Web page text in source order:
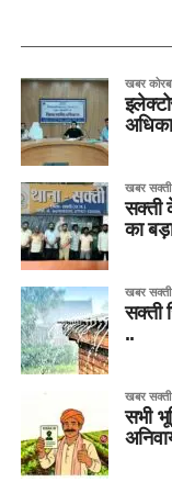
खबर कोरबा
खबर
सक्ती
का
खबर
सक्ती
..
खबर
सभी